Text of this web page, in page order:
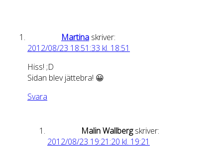
Martina skriver:
2012/08/23 18:51:33 kl. 18:51
Hiss! ;D
Sidan blev jättebra! 😀
Svara
Malin Wallberg skriver:
2012/08/23 19:21:20 kl. 19:21